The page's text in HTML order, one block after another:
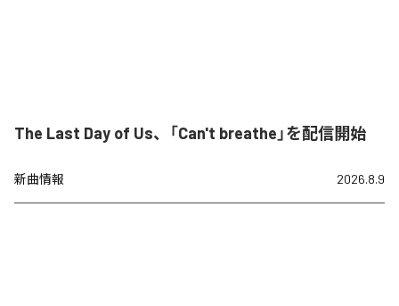
The Last Day of Us、「Can't breathe」を配信開始
新曲情報 2026.8.9